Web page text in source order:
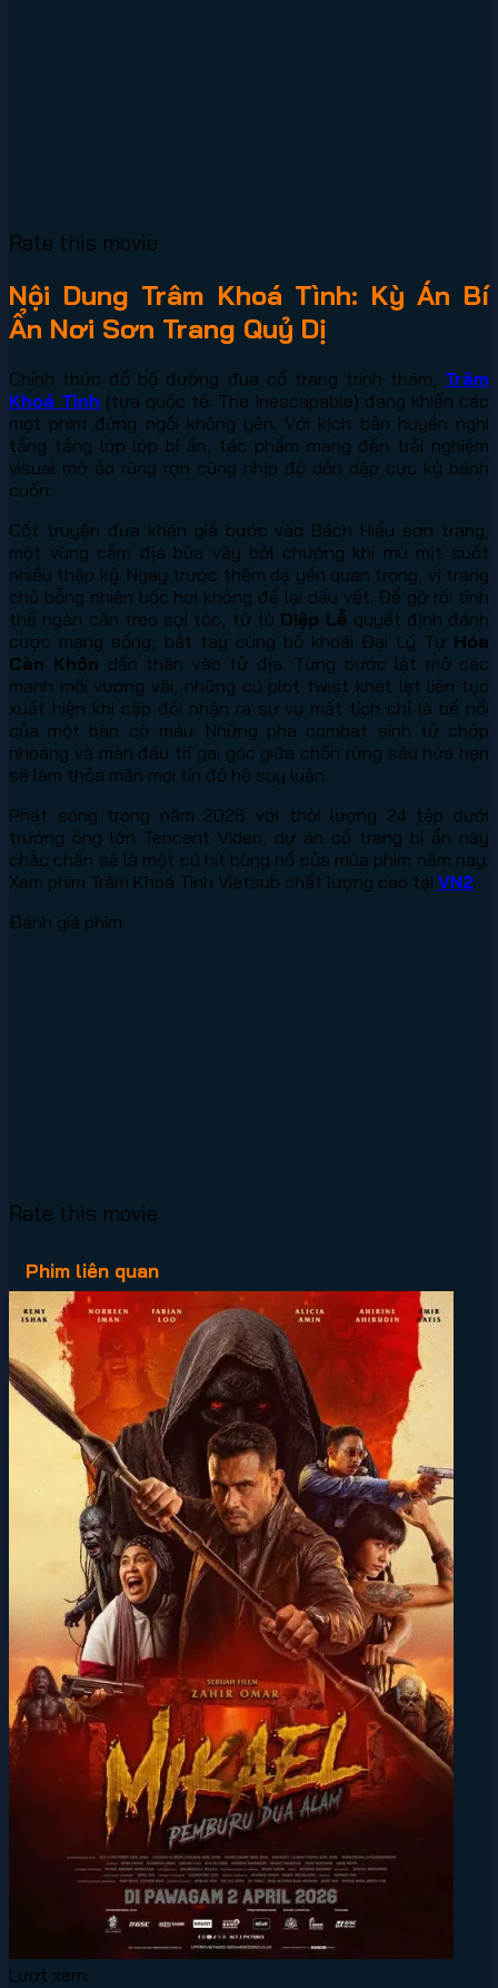
Rate this movie
Nội Dung Trâm Khoá Tình: Kỳ Án Bí
Ẩn Nơi Sơn Trang Quỷ Dị
Chính thức đổ bộ đường đua cổ trang trinh thám, Trâm
Khoá Tình (tựa quốc tế: The Inescapable) đang khiến các
mọt phim đứng ngồi không yên. Với kịch bản huyền nghi
tầng tầng lớp lớp bí ẩn, tác phẩm mang đến trải nghiệm
visual mờ ảo rùng rợn cùng nhịp độ dồn dập cực kỳ bánh
cuốn.
Cốt truyện đưa khán giả bước vào Bách Hiểu sơn trang,
một vùng cấm địa bủa vây bởi chướng khí mù mịt suốt
nhiều thập kỷ. Ngay trước thềm dạ yến quan trọng, vị trang
chủ bỗng nhiên bốc hơi không để lại dấu vết. Để gỡ rối tình
thế ngàn cân treo sợi tóc, tử tù Diệp Lễ quyết định đánh
cược mạng sống, bắt tay cùng bổ khoái Đại Lý Tự Hóa
Càn Khôn dấn thân vào tử địa. Từng bước lật mở các
manh mối vương vãi, những cú plot twist khét lẹt liên tục
xuất hiện khi cặp đôi nhận ra sự vụ mất tích chỉ là bề nổi
của một bàn cờ máu. Những pha combat sinh tử chớp
nhoáng và màn đấu trí gai góc giữa chốn rừng sâu hứa hẹn
sẽ làm thỏa mãn mọi tín đồ hệ suy luận.
Phát sóng trong năm 2026 với thời lượng 24 tập dưới
trướng ông lớn Tencent Video, dự án cổ trang bí ẩn này
chắc chắn sẽ là một cú hit bùng nổ của mùa phim năm nay.
Xem phim Trâm Khoá Tình Vietsub chất lượng cao tại VN2.
Đánh giá phim
Rate this movie
Phim liên quan
Lượt xem: